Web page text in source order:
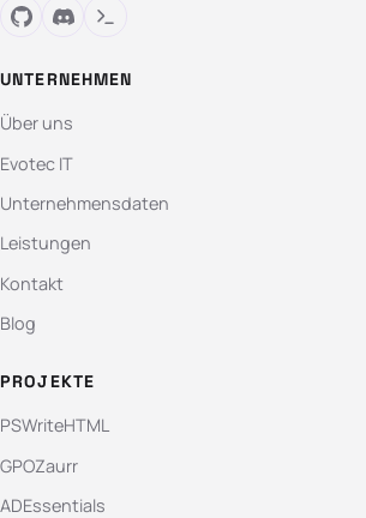
UNTERNEHMEN
Über uns
Evotec IT
Unternehmensdaten
Leistungen
Kontakt
Blog
PROJEKTE
PSWriteHTML
GPOZaurr
ADEssentials